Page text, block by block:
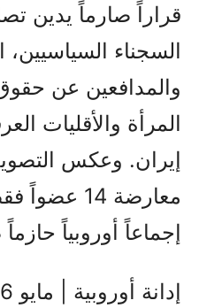
قراراً صارماً يدين
السجناء السياسيين،
والمدافعين عن
المرأة والأقليات
إيران. وعكس
إجماعاً أوروبياً